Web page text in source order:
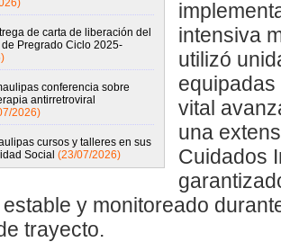
de carta de liberación del
de Pregrado Ciclo 2025-
conferencia sobre
antirretroviral
2026)
cursos y talleres en sus
Social (23/07/2026)
intensiva
utilizó
vital
una
Cuidados
y monitoreado
trayecto.